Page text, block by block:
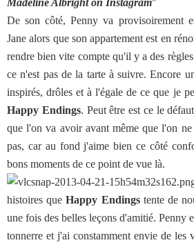
Madeline Albright on Instagram"
De son côté, Penny va provisoirement
Jane alors que son appartement est en
rendre bien vite compte qu'il y a des
ce n'est pas de la tarte à suivre. Encore
inspirés, drôles et à l'égale de ce que je
Happy Endings. Peut être est ce le
que l'on va avoir avant même que l'on ne
pas, car au fond j'aime bien ce côté
bons moments de ce point de vue là.
histoires queHappy Endingstente de
une fois des belles leçons d'amitié. Penny
tonnerre et j'ai constamment envie de les